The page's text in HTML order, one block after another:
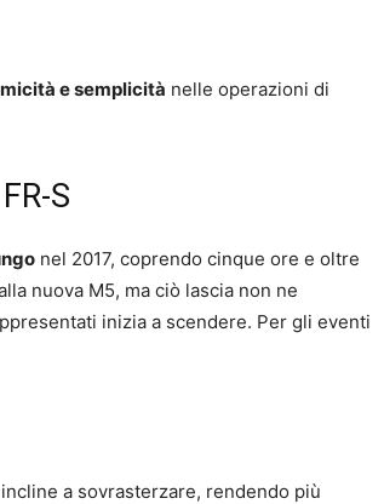
e semplicità nelle operazioni di
S
nel 2017, coprendo cinque ore e oltre
nuova M5, ma ciò lascia non ne
inizia a scendere. Per gli eventi
a sovrasterzare, rendendo più